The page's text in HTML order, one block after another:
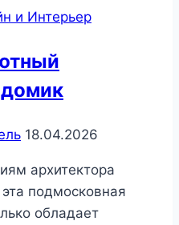
и Интерьер
18.04.2026
архитектора
подмосковная
обладает